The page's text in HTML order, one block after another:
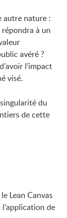
autre nature :
à un
avéré ?
l’impact
visé.
du
de cette
Lean Canvas
de